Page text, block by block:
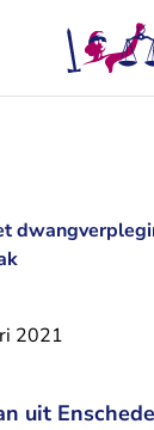
2021
uit